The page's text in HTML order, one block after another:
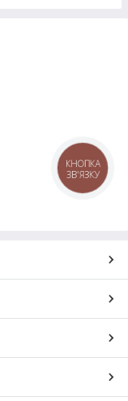
КНОПКА
ЗВ'ЯЗКУ